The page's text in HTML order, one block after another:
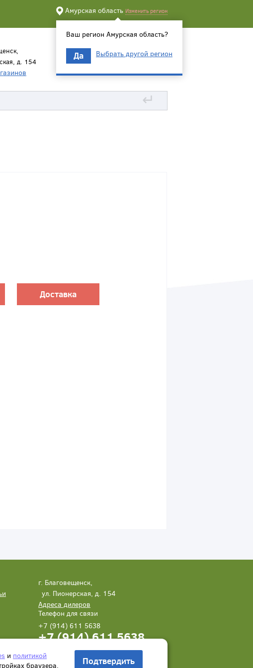
Амурская область Изменить регион
Ваш регион Амурская область?
Да Выбрать другой регион
д. 154
↵
Доставка
г. Благовещенск,
ул. Пионерская, д. 154
Адреса дилеров
Телефон для связи
+7 (914) 611 5638
+7 (914) 611 5638
Написать нам Заказать звонок
и политикой
браузера. Подтвердить